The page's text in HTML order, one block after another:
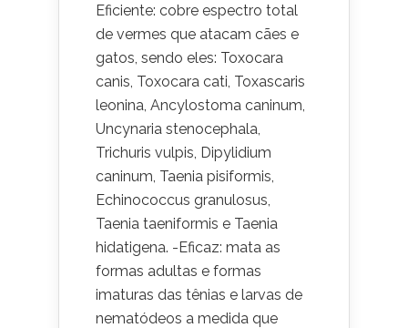
Eficiente: cobre espectro total
de vermes que atacam cães e
gatos, sendo eles: Toxocara
canis, Toxocara cati, Toxascaris
leonina, Ancylostoma caninum,
Uncynaria stenocephala,
Trichuris vulpis, Dipylidium
caninum, Taenia pisiformis,
Echinococcus granulosus,
Taenia taeniformis e Taenia
hidatigena. -Eficaz: mata as
formas adultas e formas
imaturas das tênias e larvas de
nematódeos a medida que